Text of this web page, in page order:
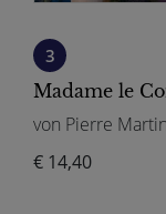
3
von Pierre Martin
€ 14,40